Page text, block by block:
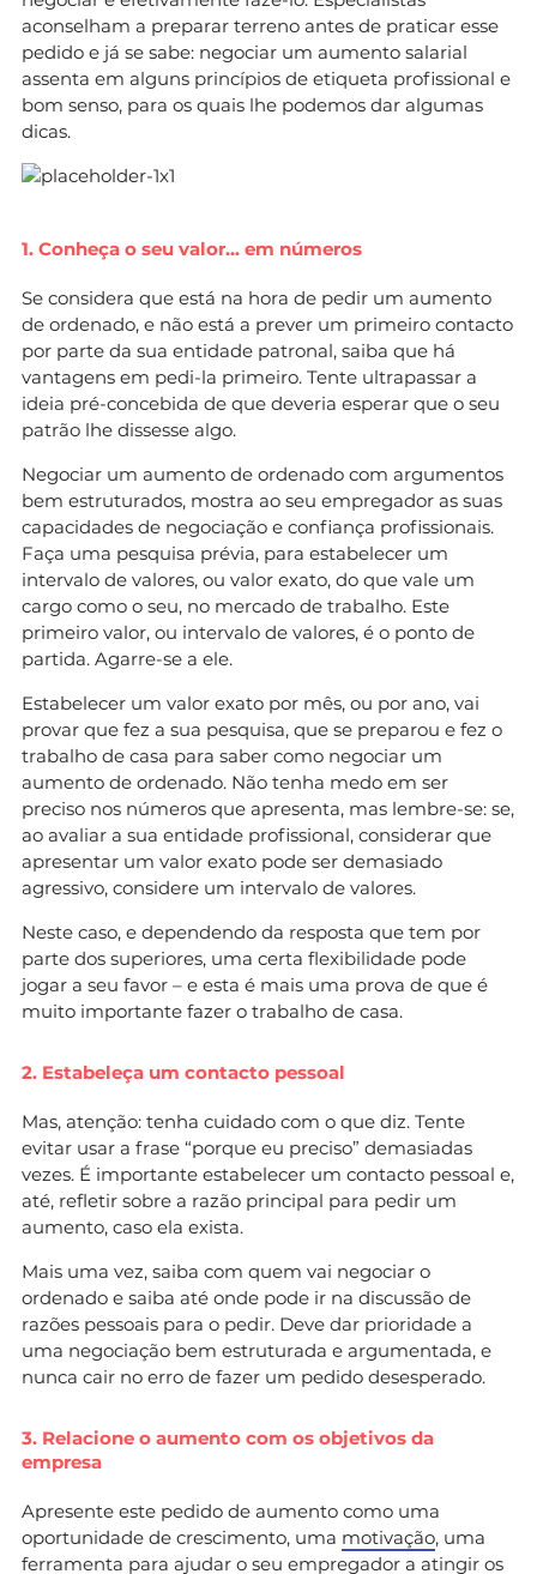
aconselham a preparar terreno antes de praticar esse
pedido e já se sabe: negociar um aumento salarial
assenta em alguns princípios de etiqueta profissional e
bom senso, para os quais lhe podemos dar algumas
dicas.
1. Conheça o seu valor… em números
Se considera que está na hora de pedir um aumento
de ordenado, e não está a prever um primeiro contacto
por parte da sua entidade patronal, saiba que há
vantagens em pedi-la primeiro. Tente ultrapassar a
ideia pré-concebida de que deveria esperar que o seu
patrão lhe dissesse algo.
Negociar um aumento de ordenado com argumentos
bem estruturados, mostra ao seu empregador as suas
capacidades de negociação e confiança profissionais.
Faça uma pesquisa prévia, para estabelecer um
intervalo de valores, ou valor exato, do que vale um
cargo como o seu, no mercado de trabalho. Este
primeiro valor, ou intervalo de valores, é o ponto de
partida. Agarre-se a ele.
Estabelecer um valor exato por mês, ou por ano, vai
provar que fez a sua pesquisa, que se preparou e fez o
trabalho de casa para saber como negociar um
aumento de ordenado. Não tenha medo em ser
preciso nos números que apresenta, mas lembre-se: se,
ao avaliar a sua entidade profissional, considerar que
apresentar um valor exato pode ser demasiado
agressivo, considere um intervalo de valores.
Neste caso, e dependendo da resposta que tem por
parte dos superiores, uma certa flexibilidade pode
jogar a seu favor – e esta é mais uma prova de que é
muito importante fazer o trabalho de casa.
2. Estabeleça um contacto pessoal
Mas, atenção: tenha cuidado com o que diz. Tente
evitar usar a frase “porque eu preciso” demasiadas
vezes. É importante estabelecer um contacto pessoal e,
até, refletir sobre a razão principal para pedir um
aumento, caso ela exista.
Mais uma vez, saiba com quem vai negociar o
ordenado e saiba até onde pode ir na discussão de
razões pessoais para o pedir. Deve dar prioridade a
uma negociação bem estruturada e argumentada, e
nunca cair no erro de fazer um pedido desesperado.
3. Relacione o aumento com os objetivos da
empresa
Apresente este pedido de aumento como uma
oportunidade de crescimento, uma motivação, uma
ferramenta para ajudar o seu empregador a atingir os